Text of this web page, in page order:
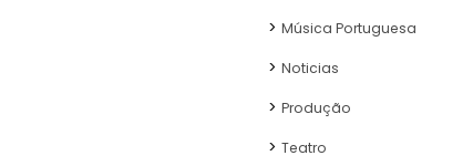
Música Portuguesa
Noticias
Produção
Teatro